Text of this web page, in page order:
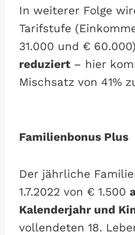
In weiterer Folge
Tarifstufe
31.000 und € 60.000)
reduziert – hier
Mischsatz von 41%
Familienbonus Plus
Der jährliche
1.7.2022 von € 1.500
Kalenderjahr und
vollendeten 18.